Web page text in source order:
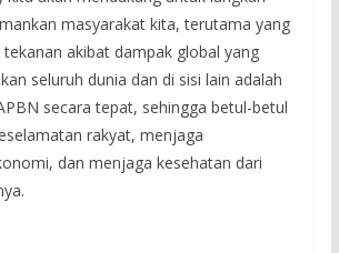
masyarakat kita, terutama yang
akibat dampak global yang
seluruh dunia dan di sisi lain adalah
secara tepat, sehingga betul-betul
rakyat, menjaga
dan menjaga kesehatan dari